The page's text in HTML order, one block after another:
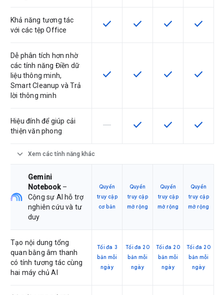
Khả năng tương tác
với các tệp Office
SKU có hỗ trợ tính năng này
check SKU có hỗ trợ tính năng
check SKU có hỗ trợ
check SKU có
check
Dễ phân tích hơn nhờ
các tính năng Điền dữ
liệu thông minh,
Smart Cleanup và Trả
lời thông minh
SKU có hỗ trợ tính năng này
check SKU có hỗ trợ tính năng
check SKU có hỗ trợ
check SKU có
check
Hiệu đính để giúp cải
thiện văn phong
SKU này không hỗ trợ tính năng này
horizontal_rule SKU có hỗ trợ tính năng
check SKU có hỗ trợ
check SKU có
check
expand_more Xem các tính năng khác
Gemini
Notebook–
Cộng sự AI hỗ trợ
nghiên cứu và tư
duy
Quyền
truy cập
cơ bản
Quyền
truy cập
mở rộng
Quyền
truy cập
mở rộng
Quyền
truy cập
mở rộng
Tạo nội dung tổng
quan bằng âm thanh
có tính tương tác cùng
hai máy chủ AI
Tối đa 3
bản mỗi
ngày
Tối đa 20
bản mỗi
ngày
Tối đa 20
bản mỗi
ngày
Tối đa 20
bản mỗi
ngày